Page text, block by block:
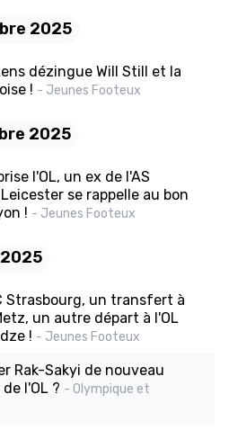
2025
dézingue Will Still et la
! - Jeunes Footeux
2025
l'OL, un ex de l'AS
se rappelle au bon
! - Jeunes Footeux
Strasbourg, un transfert à
un autre départ à l'OL
! - Jeunes Footeux
Rak-Sakyi de nouveau
l'OL ? - Olympique et